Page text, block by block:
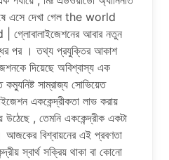
এসে দেখা গেল the world
আবার নতুন
পর । তথ্য প্রযুক্তির আকাশ
দিয়েছে অবিশ্বাস্য এক
সাম্রাজ্য সোভিয়েত
এককেন্দ্রীকতা লাভ করায়
উঠেছে , তেমনি এককেন্দ্রীক একটা
আজকের বিশ্বায়নের এই প্রবণতা
স্বার্থ সক্রিয় থাকা বা কোনো